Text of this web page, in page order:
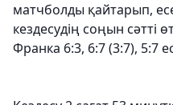
матчболды қайтарып,
кездесудің соңын сәтті
Франка 6:3, 6:7 (3:7), 5:7